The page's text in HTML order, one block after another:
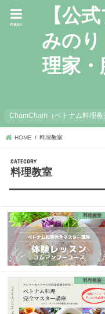
【公
みの
理家
menu
ChamCham（ベトナム料理教
HOME 料理教室
料理教室
料理教室
料理教室